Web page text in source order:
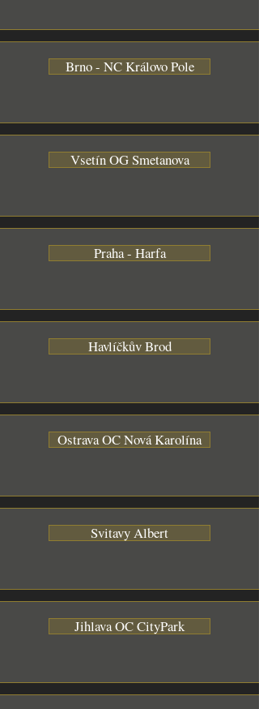
Brno - NC Královo Pole
Vsetín OG Smetanova
Praha - Harfa
Havlíčkův Brod
Ostrava OC Nová Karolína
Svitavy Albert
Jihlava OC CityPark